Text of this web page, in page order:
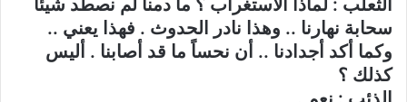
الثعلب : لماذا الاستغراب ؟ ما دمنا لم نصطد شيئاً
سحابة نهارنا .. وهذا نادر الحدوث . فهذا يعني ..
وكما أكد أجدادنا .. أن نحساً ما قد أصابنا . أليس
كذلك ؟